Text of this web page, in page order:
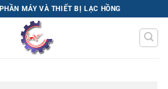
MÁY VÀ THIẾT BỊ LẠC HỒNG